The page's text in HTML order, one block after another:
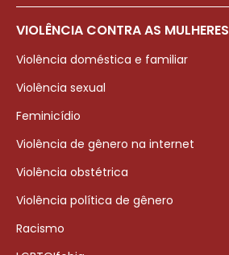
VIOLÊNCIA CONTRA AS MULHERES
Violência doméstica e familiar
Violência sexual
Feminicídio
Violência de gênero na internet
Violência obstétrica
Violência política de gênero
Racismo